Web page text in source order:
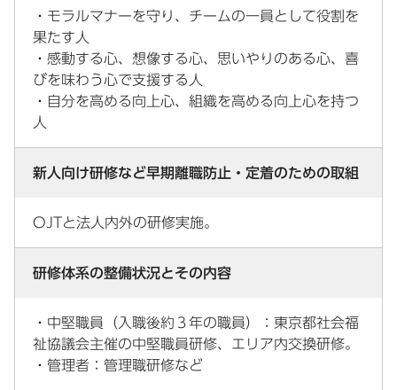
・モラルマナーを守り、チームの一員として役割を
果たす人
・感動する心、想像する心、思いやりのある心、喜
びを味わう心で支援する人
・自分を高める向上心、組織を高める向上心を持つ
人
新人向け研修など早期離職防止・定着のための取組
OJTと法人内外の研修実施。
研修体系の整備状況とその内容
・中堅職員（入職後約３年の職員）：東京都社会福
祉協議会主催の中堅職員研修、エリア内交換研修。
・管理者：管理職研修など